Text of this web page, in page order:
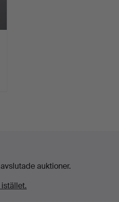
auktioner.